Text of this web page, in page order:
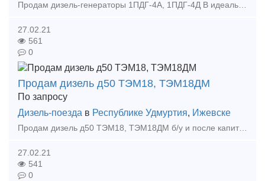
Продам дизель-генераторы 1ПДГ-4А, 1ПДГ-4Д В идеальном состоянии (коленчатый вал 1-2 градации) Также можем отремонтировать дизель-генераторы под Ваши цели и задачи По всем вопр
27.02.21
561
0
Продам дизель д50 ТЭМ18, ТЭМ18ДМ
По запросу
Дизель-поезда в Республике Удмуртия, Ижевске
Продам дизель д50 ТЭМ18, ТЭМ18ДМ б/у и после капитального ремонта Также можем отремонтировать дизели под Ваши цели и задачи Андрей Тел: +7 (922) 691-53-03 E-mail: dir pk
27.02.21
541
0